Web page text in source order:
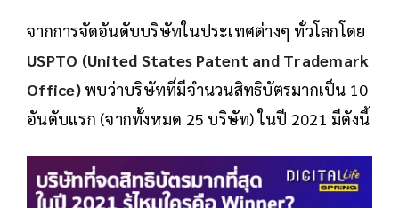
จากการจัดอันดับบริษัทในประเทศต่างๆ ทั่วโลกโดย
USPTO (United States Patent and Trademark
Office)พบว่าบริษัทที่มีจำนวนสิทธิบัตรมากเป็น 10
อันดับแรก (จากทั้งหมด 25 บริษัท) ในปี 2021 มีดังนี้